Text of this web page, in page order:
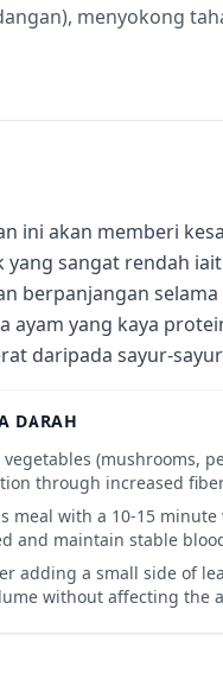
menyokong
ini akan memberi
yang sangat rendah
berpanjangan
ayam yang kaya
daripada sayur-
DARAH
vegetables (mushrooms,
through increased
meal with a 10-15
and maintain stable
adding a small side of
without affecting the